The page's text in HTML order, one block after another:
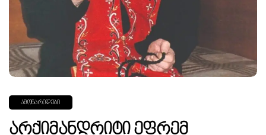
ᲐᲛᲝᲜᲐᲠᲘᲓᲔᲑᲘ
Არქიმანდრიტი Ეფრემ